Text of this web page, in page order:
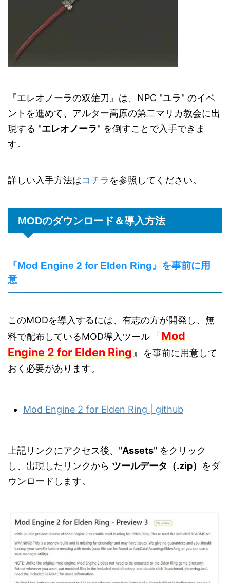
『エレオノーラの双薙刀』は、NPC "ユラ" のイベ
ントを進めて、アルター高原の第二マリカ教会に出
現する "エレオノーラ" を倒すことで入手できま
す。
詳しい入手方法はコチラ を参照してください。
MODのダウンロード＆導入方法
『Mod Engine 2 for Elden Ring』を事前に用
意
このMODを導入するには、有志の方が開発し、無
料で配布しているMOD導入ツール
『Mod
Engine 2 for Elden Ring』
を事前に用意して
おく必要があります。
Mod Engine 2 for Elden Ring | github
上記リンクにアクセス後、"Assets" をクリック
し、出現したリンクから ツールデータ（.zip） をダ
ウンロードします。